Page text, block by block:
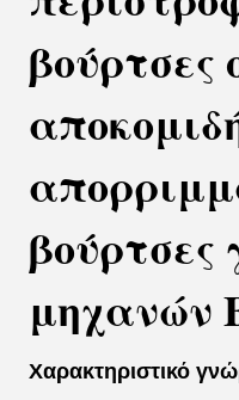
βούρτσες
μηχανών
Χαρακτηριστικό